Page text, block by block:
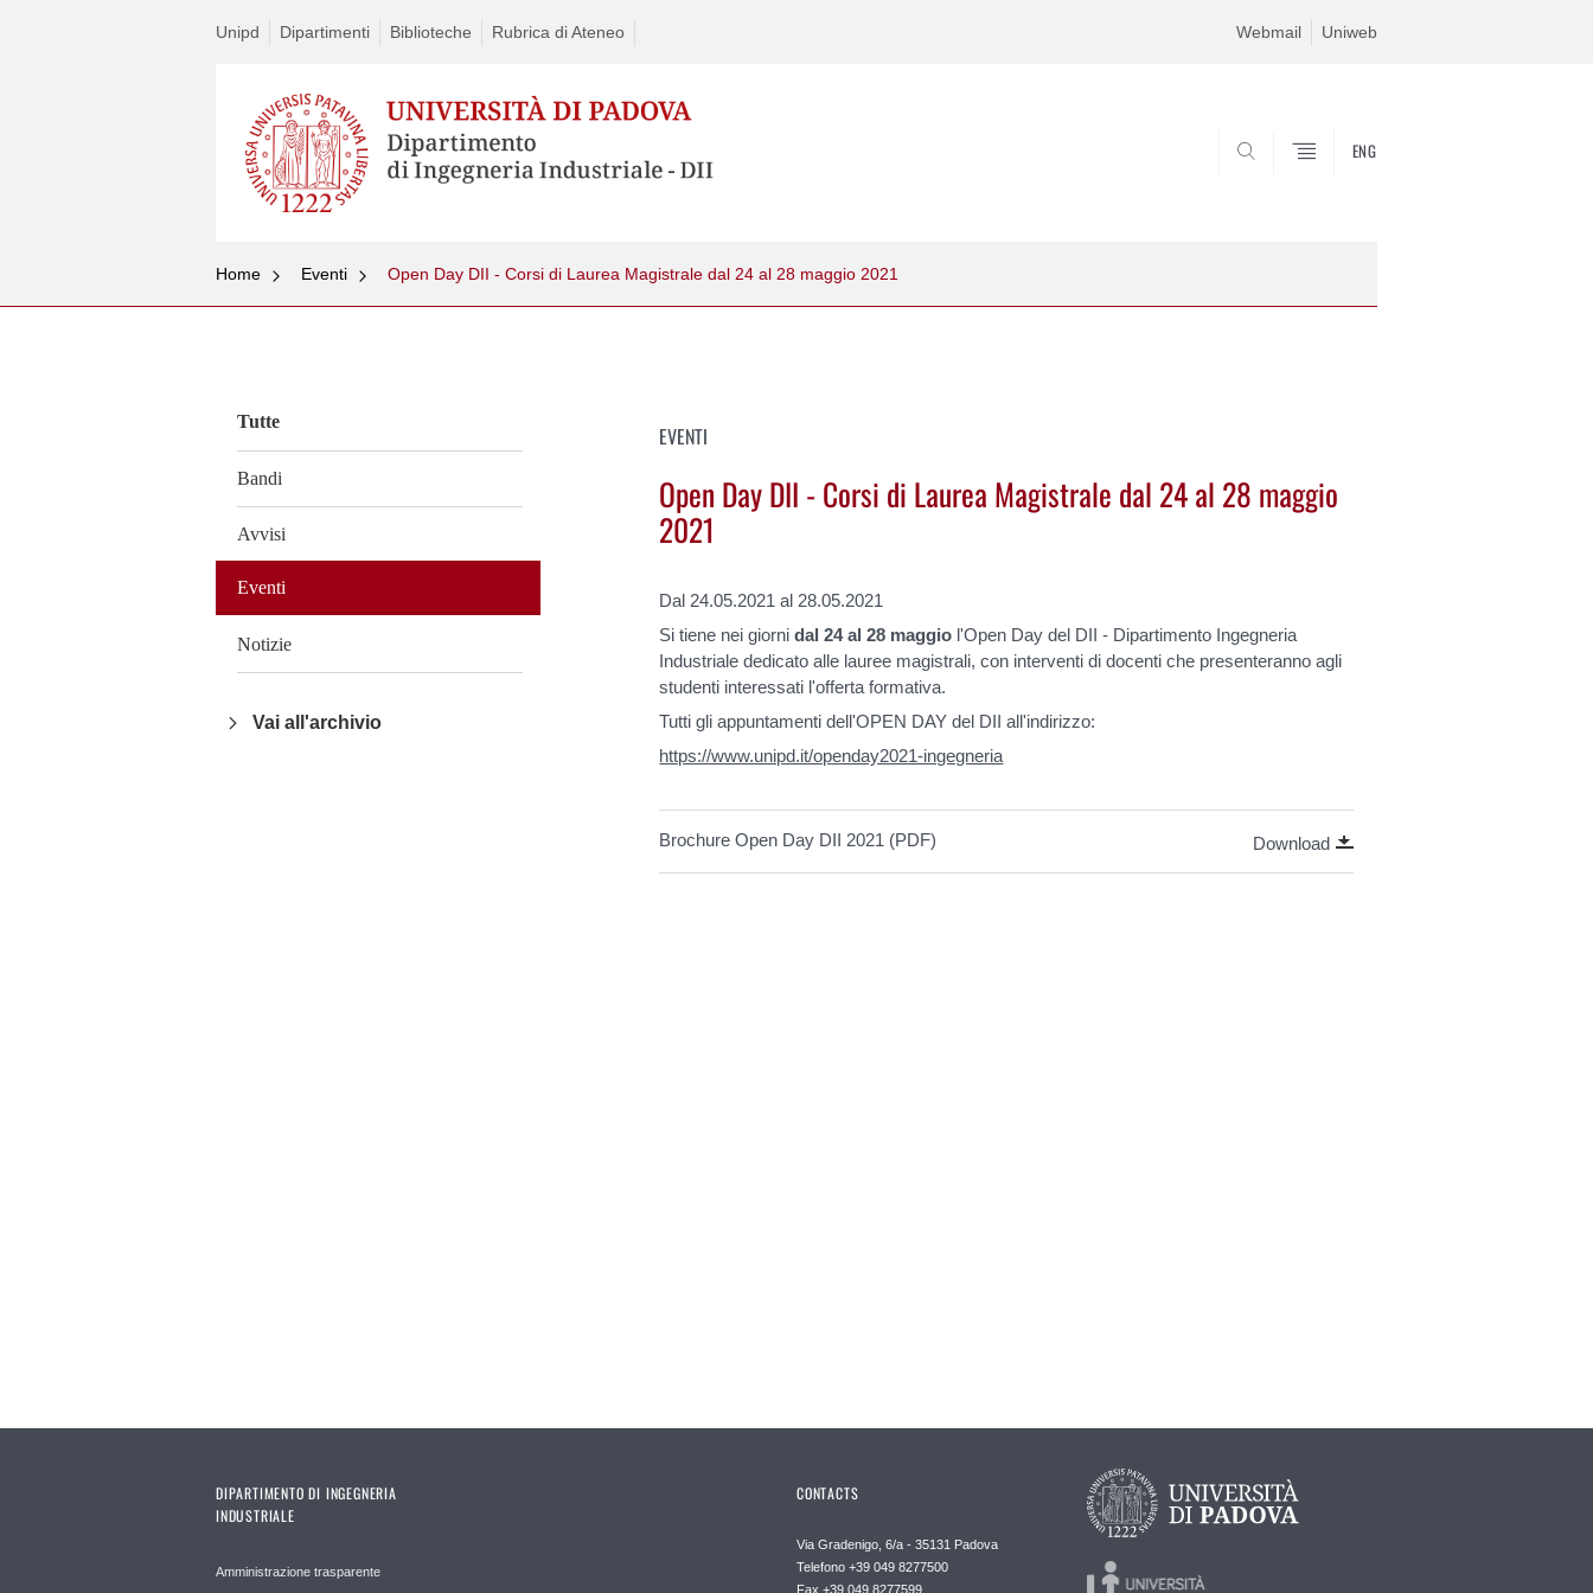
Unipd Dipartimenti Biblioteche Rubrica di Ateneo Webmail Uniweb
ENG
Home Eventi Open Day DII - Corsi di Laurea Magistrale dal 24 al 28 maggio 2021
Tutte
Bandi
Avvisi
Eventi
Notizie
Vai all'archivio
EVENTI
Open Day DII - Corsi di Laurea Magistrale dal 24 al 28 maggio
2021
Dal 24.05.2021 al 28.05.2021
Si tiene nei giornidal 24 al 28 maggio l'Open Day del DII - Dipartimento Ingegneria
Industriale dedicato alle lauree magistrali, con interventi di docenti che presenteranno agli
studenti interessati l'offerta formativa.
Tutti gli appuntamenti dell'OPEN DAY del DII all'indirizzo:
https://www.unipd.it/openday2021-ingegneria
Brochure Open Day DII 2021 (PDF) Download
DIPARTIMENTO DI INGEGNERIA
INDUSTRIALE
Amministrazione trasparente
CONTACTS
Via Gradenigo, 6/a - 35131 Padova
Telefono +39 049 8277500
Fax +39 049 8277599